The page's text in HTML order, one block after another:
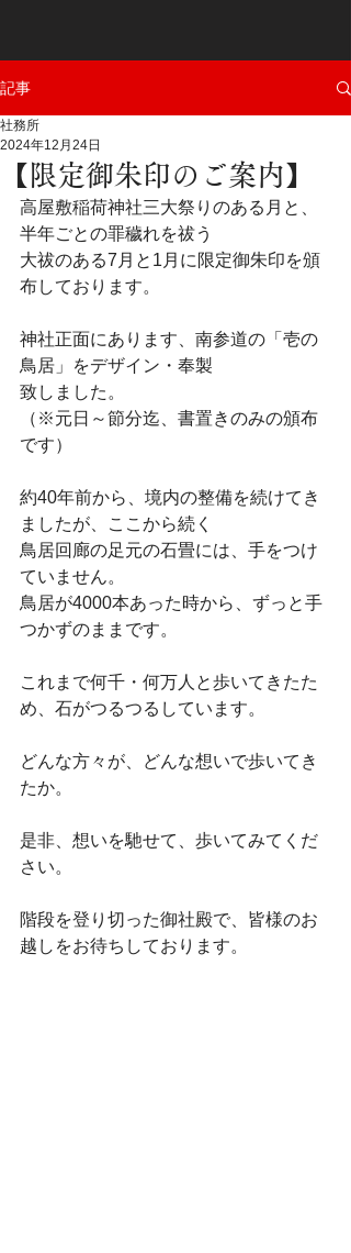
記事
【限定御朱印のご案内】
社務所
2024年12月24日
高屋敷稲荷神社三大祭りのある月と、
半年ごとの罪穢れを祓う
大祓のある7月と1月に限定御朱印を頒
布しております。
神社正面にあります、南参道の「壱の
鳥居」をデザイン・奉製
致しました。
（※元日～節分迄、書置きのみの頒布
です）
約40年前から、境内の整備を続けてき
ましたが、ここから続く
鳥居回廊の足元の石畳には、手をつけ
ていません。
鳥居が4000本あった時から、ずっと手
つかずのままです。
これまで何千・何万人と歩いてきたた
め、石がつるつるしています。
どんな方々が、どんな想いで歩いてき
たか。
是非、想いを馳せて、歩いてみてくだ
さい。
階段を登り切った御社殿で、皆様のお
越しをお待ちしております。